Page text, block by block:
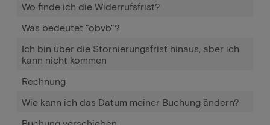
Wo finde ich die Widerrufsfrist?
Was bedeutet "obvb"?
Ich bin über die Stornierungsfrist hinaus, aber ich
kann nicht kommen
Rechnung
Wie kann ich das Datum meiner Buchung ändern?